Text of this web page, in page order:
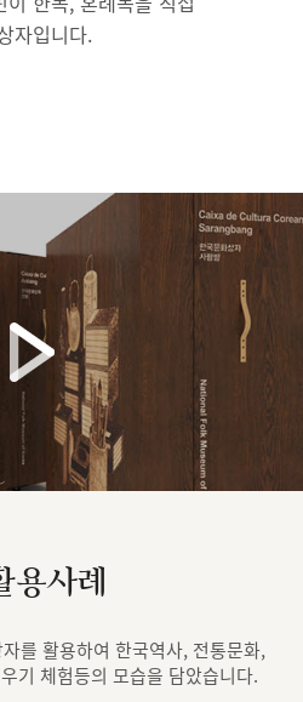
자입니다.
용사례
를 활용하여 한국역사, 전통문화,
기 체험등의 모습을 담았습니다.